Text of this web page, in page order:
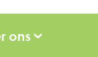
ons